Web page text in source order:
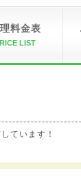
料金表
LIST
ています！